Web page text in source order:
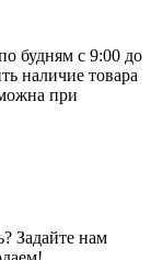
будням с 9:00 до
наличие товара
при
Задайте нам